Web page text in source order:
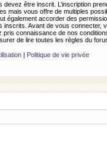
être inscrit. L’inscription
mais vous offre de multiples
également accorder des
inscrits. Avant de vous connecter,
connaissance de nos
de lire toutes les règles du
| Politique de vie privée